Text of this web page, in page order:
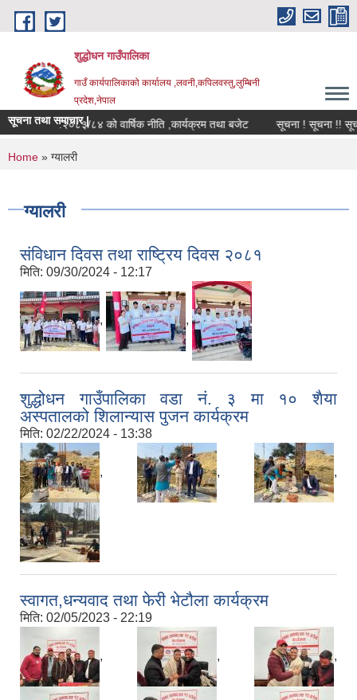
Skip to main content
शुद्धोधन गाउँपालिका
गाउँ कार्यपालिकाको कार्यालय ,लवनी,कपिलवस्तु,लुम्बिनी
प्रदेश,नेपाल
सूचना तथा समाचार |
आ.व.२०८३/८४ को वार्षिक नीति ,कार्यक्रम तथा बजेट सूचना ! सूचना !! सूचना
You are here
Home » ग्यालरी
ग्यालरी
संविधान दिवस तथा राष्ट्रिय दिवस २०८१
मिति: 09/30/2024 - 12:17
, ,
शुद्धोधन गाउँपालिका वडा नं. ३ मा १० शैया
अस्पतालको शिलान्यास पुजन कार्यक्रम
मिति: 02/22/2024 - 13:38
, , ,
स्वागत,धन्यवाद तथा फेरी भेटौला कार्यक्रम
मिति: 02/05/2023 - 22:19
, , ,